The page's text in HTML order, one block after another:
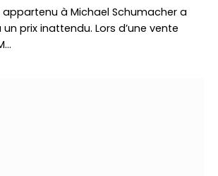
à Michael Schumacher a
prix inattendu. Lors d’une vente